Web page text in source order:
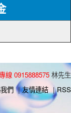
線 0915888575 林先生
們 | 友情連結 | RSS